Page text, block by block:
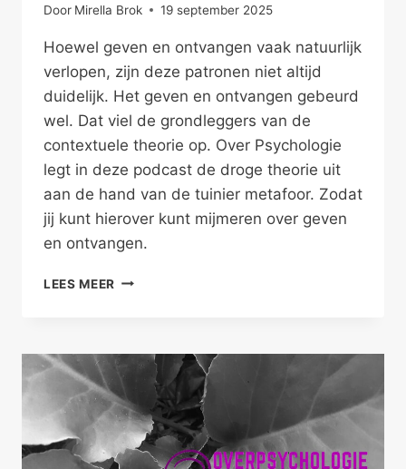
Door Mirella Brok 19 september 2025
Hoewel geven en ontvangen vaak natuurlijk
verlopen, zijn deze patronen niet altijd
duidelijk. Het geven en ontvangen gebeurd
wel. Dat viel de grondleggers van de
contextuele theorie op. Over Psychologie
legt in deze podcast de droge theorie uit
aan de hand van de tuinier metafoor. Zodat
jij kunt hierover kunt mijmeren over geven
en ontvangen.
LEES MEER GEWOON